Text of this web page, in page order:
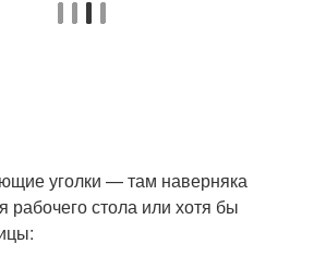
уголки — там наверняка
рабочего стола или хотя бы